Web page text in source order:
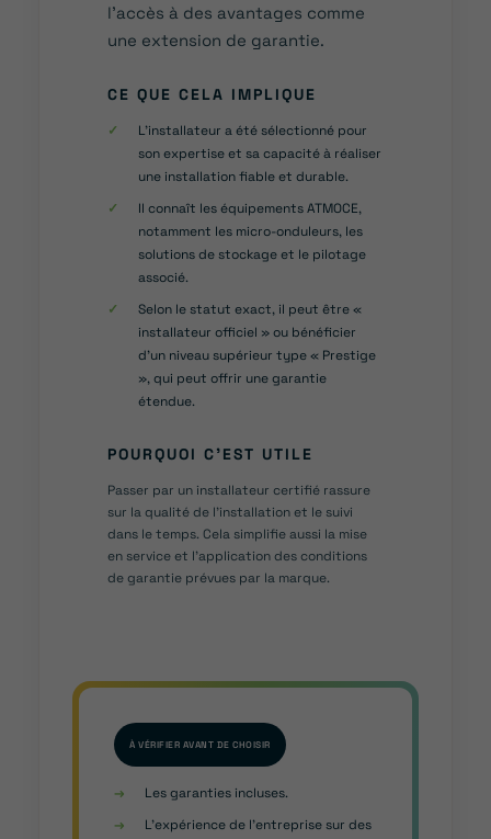
l’accès à des avantages comme
une extension de garantie.
CE QUE CELA IMPLIQUE
✓
L’installateur a été sélectionné pour
son expertise et sa capacité à réaliser
une installation fiable et durable.
✓
Il connaît les équipements ATMOCE,
notamment les micro-onduleurs, les
solutions de stockage et le pilotage
associé.
✓
Selon le statut exact, il peut être «
installateur officiel » ou bénéficier
d’un niveau supérieur type « Prestige
», qui peut offrir une garantie
étendue.
POURQUOI C’EST UTILE
Passer par un installateur certifié rassure
sur la qualité de l’installation et le suivi
dans le temps. Cela simplifie aussi la mise
en service et l’application des conditions
de garantie prévues par la marque.
À VÉRIFIER AVANT DE CHOISIR
→
Les garanties incluses.
→
L’expérience de l’entreprise sur des